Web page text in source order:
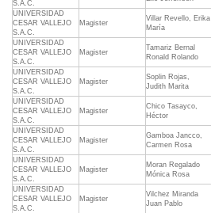
S.A.C.
UNIVERSIDAD
CESAR VALLEJO
S.A.C.
Magister
Villar Revello, Erika
María
UNIVERSIDAD
CESAR VALLEJO
S.A.C.
Magister
Tamariz Bernal
Ronald Rolando
UNIVERSIDAD
CESAR VALLEJO
S.A.C.
Magister
Soplin Rojas,
Judith Marita
UNIVERSIDAD
CESAR VALLEJO
S.A.C.
Magister
Chico Tasayco,
Héctor
UNIVERSIDAD
CESAR VALLEJO
S.A.C.
Magister
Gamboa Jancco,
Carmen Rosa
UNIVERSIDAD
CESAR VALLEJO
S.A.C.
Magister
Moran Regalado
Mónica Rosa
UNIVERSIDAD
CESAR VALLEJO
S.A.C.
Magister
Vilchez Miranda
Juan Pablo